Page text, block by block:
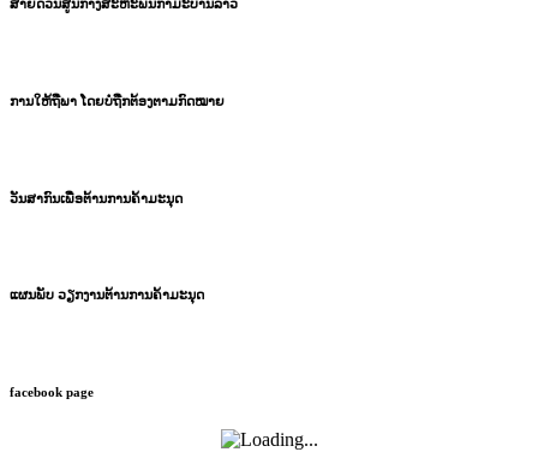
ສາຍດ່ວນສູນກາງສະຫະພັນກຳມະບານລາວ
ການໃຫ້ຖືພາ ໂດຍບໍ່ຖືກຕ້ອງຕາມກົດໝາຍ
ວັນສາກົນເພື່ອຕ້ານການຄ້າມະນຸດ
ແຜນພັບ ວຽກງານຕ້ານການຄ້າມະນຸດ
facebook page